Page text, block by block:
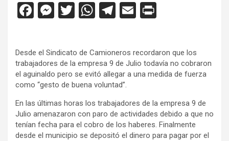
F
b
o
o
k
M
n
g
er
T
er
W
s
A
p
p
T
gr
a
m
E
ri
e
dl
y
Desde el Sindicato de Camioneros recordaron que los
trabajadores de la empresa 9 de Julio todavía no cobraron
el aguinaldo pero se evitó allegar a una medida de fuerza
como “gesto de buena voluntad”.
En las últimas horas los trabajadores de la empresa 9 de
Julio amenazaron con paro de actividades debido a que no
tenían fecha para el cobro de los haberes. Finalmente
desde el municipio se depositó el dinero para pagar por el